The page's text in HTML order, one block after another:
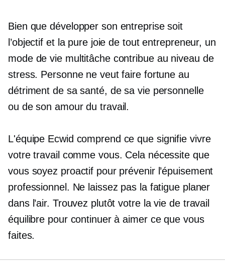
Bien que développer son entreprise soit
l’objectif et la pure joie de tout entrepreneur, un
mode de vie multitâche contribue au niveau de
stress. Personne ne veut faire fortune au
détriment de sa santé, de sa vie personnelle
ou de son amour du travail.
L'équipe Ecwid comprend ce que signifie vivre
votre travail comme vous. Cela nécessite que
vous soyez proactif pour prévenir l’épuisement
professionnel. Ne laissez pas la fatigue planer
dans l’air. Trouvez plutôt votre la vie de travail
équilibre pour continuer à aimer ce que vous
faites.